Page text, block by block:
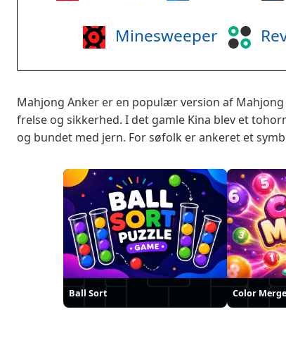
Minesweeper
Mahjong Anker er en populær version af
frelse og sikkerhed. I det gamle Kina blev et
og bundet med jern. For søfolk er ankeret et
Ball Sort Color Merge